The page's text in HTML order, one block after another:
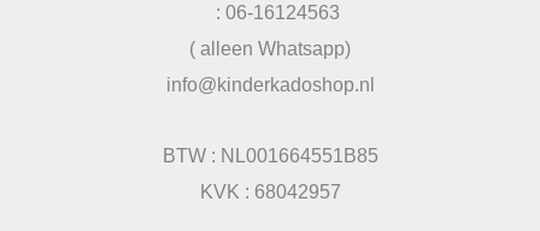
: 06-16124563
( alleen Whatsapp)
info@kinderkadoshop.nl
BTW : NL001664551B85
KVK : 68042957